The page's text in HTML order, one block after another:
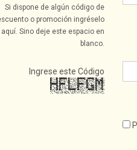
Si dispone de algún código de
o promoción ingréselo
aquí. Sino deje este espacio en
blanco.
Ingrese este Código